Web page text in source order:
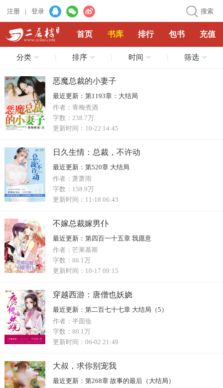
注册 | 登录 搜索
首页 书库 排行 包书 充值
分类 排序 时间 筛选
恶魔总裁的小妻子
最近更新： 第1193章：大结局
作者： 青梅煮酒
字数： 238.7万
更新时间： 10-22 14:45
日久生情：总裁，不许动
最近更新：
第520章 大结局
作者： 萧萧雨
字数： 158.9万
更新时间： 11-18 06:43
不嫁总裁嫁男仆
最近更新： 第四百一十五章 我愿意
作者： 芒果慕斯
字数： 86.1万
更新时间： 10-17 09:15
穿越西游：唐僧也妖娆
最近更新： 第二百七十七章 大结局（5）
作者： 半面妆
字数： 80.1万
更新时间： 06-02 21:49
大叔，求你别宠我
最近更新： 第268章 故事的最后（大结局）